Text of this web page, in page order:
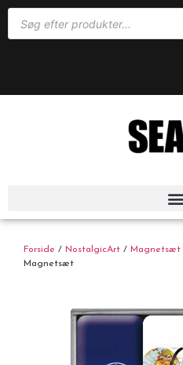
Forside / NostalgicArt / Magnetsæt
Magnetsæt